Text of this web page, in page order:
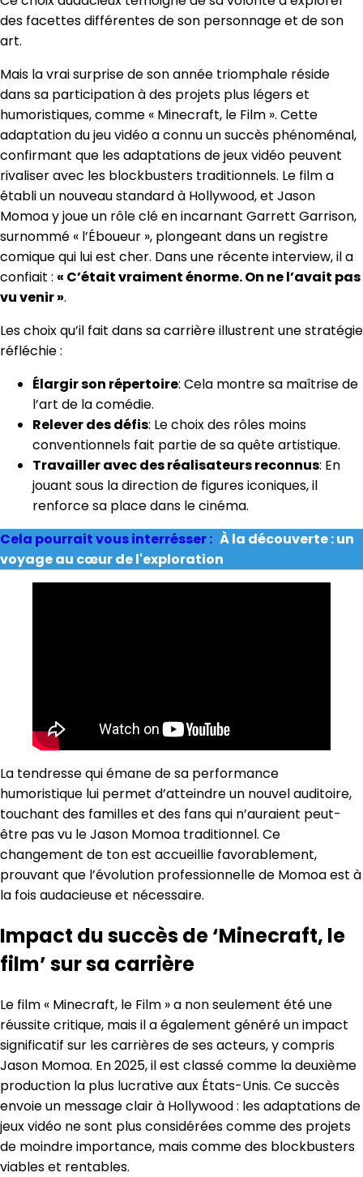
des facettes différentes de son personnage et de son
art.
Mais la vrai surprise de son année triomphale réside
dans sa participation à des projets plus légers et
humoristiques, comme « Minecraft, le Film ». Cette
adaptation du jeu vidéo a connu un succès phénoménal,
confirmant que les adaptations de jeux vidéo peuvent
rivaliser avec les blockbusters traditionnels. Le film a
établi un nouveau standard à Hollywood, et Jason
Momoa y joue un rôle clé en incarnant Garrett Garrison,
surnommé « l’Éboueur », plongeant dans un registre
comique qui lui est cher. Dans une récente interview, il a
confiait : « C’était vraiment énorme. On ne l’avait pas
vu venir ».
Les choix qu’il fait dans sa carrière illustrent une stratégie
réfléchie :
Élargir son répertoire: Cela montre sa maîtrise de
l’art de la comédie.
Relever des défis: Le choix des rôles moins
conventionnels fait partie de sa quête artistique.
Travailler avec des réalisateurs reconnus: En
jouant sous la direction de figures iconiques, il
renforce sa place dans le cinéma.
Cela pourrait vous interrésser : À la découverte : un
voyage au cœur de l'exploration
La tendresse qui émane de sa performance
humoristique lui permet d’atteindre un nouvel auditoire,
touchant des familles et des fans qui n’auraient peut-
être pas vu le Jason Momoa traditionnel. Ce
changement de ton est accueillie favorablement,
prouvant que l’évolution professionnelle de Momoa est à
la fois audacieuse et nécessaire.
Impact du succès de ‘Minecraft, le
film’ sur sa carrière
Le film « Minecraft, le Film » a non seulement été une
réussite critique, mais il a également généré un impact
significatif sur les carrières de ses acteurs, y compris
Jason Momoa. En 2025, il est classé comme la deuxième
production la plus lucrative aux États-Unis. Ce succès
envoie un message clair à Hollywood : les adaptations de
jeux vidéo ne sont plus considérées comme des projets
de moindre importance, mais comme des blockbusters
viables et rentables.